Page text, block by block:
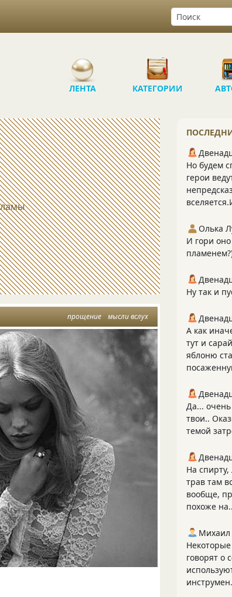
ЛЕНТА КАТЕГОРИИ
прощение мысли вслух
Но будем
герои
Олька
И гори
Ну так и
А как
тут и
яблоню
Да...
твои..
темой
На
трав там
вообще,
похоже
Михаил
говорят о